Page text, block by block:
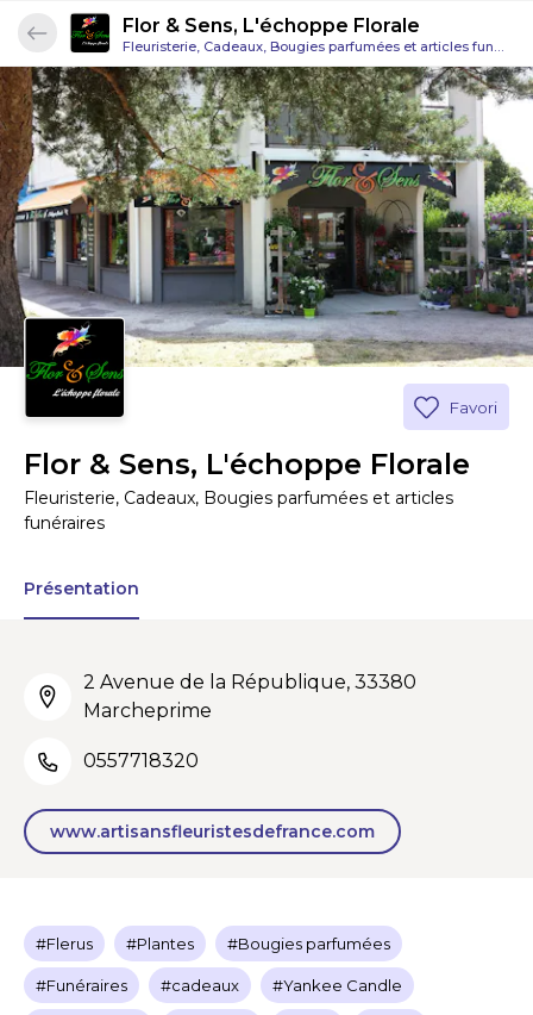
Flor & Sens, L'échoppe Florale
Fleuristerie, Cadeaux, Bougies parfumées et articles funéraires
Flor & Sens, L'échoppe Florale
Fleuristerie, Cadeaux, Bougies parfumées et articles
funéraires
Favori
Présentation
2 Avenue de la République, 33380
Marcheprime
0557718320
www.artisansfleuristesdefrance.com
#Flerus #Plantes #Bougies parfumées
#Funéraires #cadeaux #Yankee Candle